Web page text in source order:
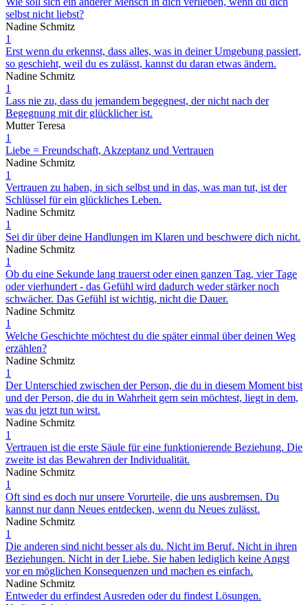
selbst nicht liebst?
Nadine Schmitz
1
Erst wenn du erkennst, dass alles, was in deiner Umgebung passiert,
so geschieht, weil du es zulässt, kannst du daran etwas ändern.
Nadine Schmitz
1
Lass nie zu, dass du jemandem begegnest, der nicht nach der
Begegnung mit dir glücklicher ist.
Mutter Teresa
1
Liebe = Freundschaft, Akzeptanz und Vertrauen
Nadine Schmitz
1
Vertrauen zu haben, in sich selbst und in das, was man tut, ist der
Schlüssel für ein glückliches Leben.
Nadine Schmitz
1
Sei dir über deine Handlungen im Klaren und beschwere dich nicht.
Nadine Schmitz
1
Ob du eine Sekunde lang trauerst oder einen ganzen Tag, vier Tage
oder vierhundert - das Gefühl wird dadurch weder stärker noch
schwächer. Das Gefühl ist wichtig, nicht die Dauer.
Nadine Schmitz
1
Welche Geschichte möchtest du die später einmal über deinen Weg
erzählen?
Nadine Schmitz
1
Der Unterschied zwischen der Person, die du in diesem Moment bist
und der Person, die du in Wahrheit gern sein möchtest, liegt in dem,
was du jetzt tun wirst.
Nadine Schmitz
1
Vertrauen ist die erste Säule für eine funktionierende Beziehung. Die
zweite ist das Bewahren der Individualität.
Nadine Schmitz
1
Oft sind es doch nur unsere Vorurteile, die uns ausbremsen. Du
kannst nur dann Neues entdecken, wenn du Neues zulässt.
Nadine Schmitz
1
Die anderen sind nicht besser als du. Nicht im Beruf. Nicht in ihren
Beziehungen. Nicht in der Liebe. Sie haben lediglich keine Angst
vor en möglichen Konsequenzen und machen es einfach.
Nadine Schmitz
Entweder du erfindest Ausreden oder du findest Lösungen.